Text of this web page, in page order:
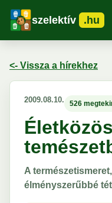
szelektív .hu
<- Vissza a hírekhez
2009.08.10. 526
A
élményszerűbbé